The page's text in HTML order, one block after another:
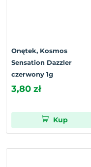
Onętek, Kosmos
Sensation Dazzler
czerwony 1g
3,80 zł
Kup